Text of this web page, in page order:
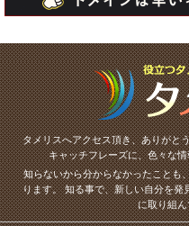
タメリスへアクセス頂き、ありがと
キャッチフレーズに、色々な
知らないから分からなかったことも
ります。知る事で、新しい自分を発
に取り組